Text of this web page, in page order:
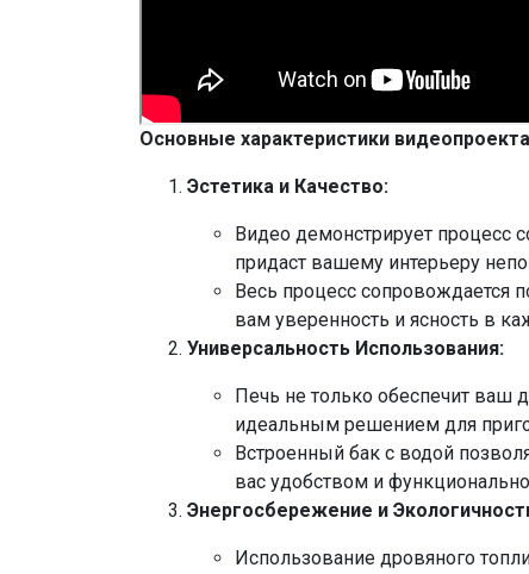
Основные характеристики
Эстетика и Качество:
Видео демонстрирует процесс
придаст вашему интерьеру
Весь процесс сопровождается
вам уверенность и ясность в
Универсальность Использования:
Печь не только обеспечит ваш
идеальным решением для
Встроенный бак с водой
вас удобством и
Энергосбережение и
Использование дровяного